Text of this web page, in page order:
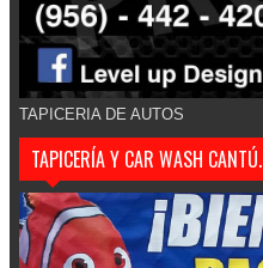
TAPICERIA DE AUTOS
TAPICERÍA Y CAR WASH CANTÚ.